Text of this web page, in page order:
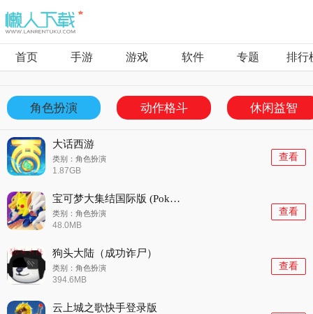
首页 手游 游戏 软件 专题 排行
角色扮演 动作格斗 休闲益智
大话西游
类别：角色扮演
1.87GB
查看
宝可梦大集结国际版 (Pokemon UNITE)安卓版v1.17.1.1
类别：角色扮演
48.0MB
查看
狗头大陆（成功诈尸）
类别：角色扮演
394.6MB
查看
云上城之歌快手登录版